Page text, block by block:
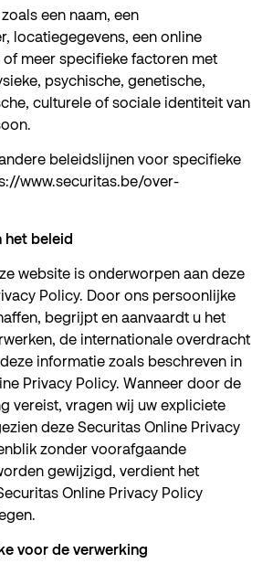
een naam, een
locatiegegevens, een online
meer specifieke factoren met
psychische, genetische,
culturele of sociale identiteit van
beleidslijnen voor specifieke
www.securitas.be/over-
het beleid
website is onderworpen aan deze
Policy. Door ons persoonlijke
begrijpt en aanvaardt u het
de internationale overdracht
informatie zoals beschreven in
Privacy Policy. Wanneer door de
vereist, vragen wij uw expliciete
deze Securitas Online Privacy
zonder voorafgaande
gewijzigd, verdient het
Online Privacy Policy
voor de verwerking